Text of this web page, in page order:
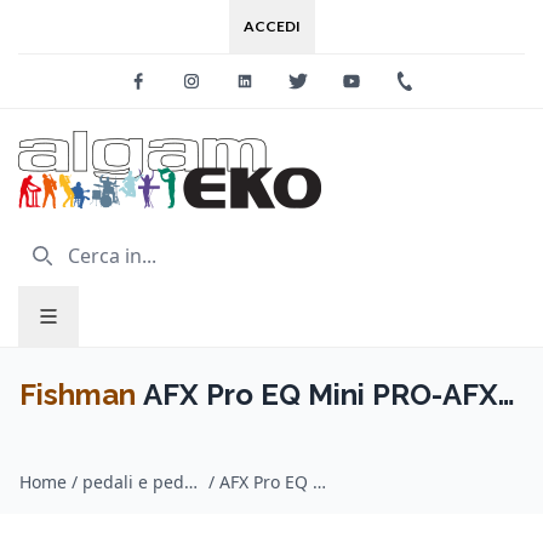
ACCEDI
FacebookInstagramLinkedinTwitter Youtube
Fishman AFX Pro EQ Mini PRO-AFX-
Home / pedali e pedaliere per chitarra / Fishman / AFX Pro EQ Mini PRO-AFX-EQ2 Equalizzatore